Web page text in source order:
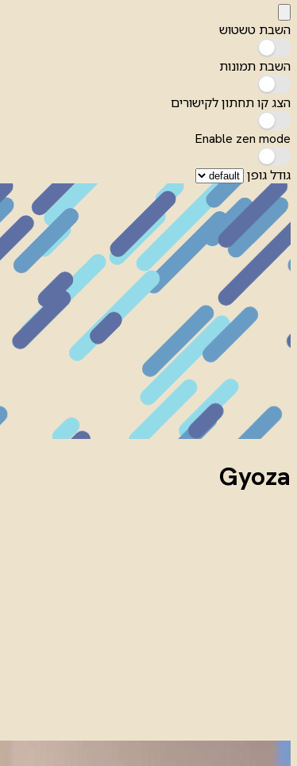
השבת טשטוש
השבת תמונות
הצג קו תחתון לקישורים
Enable zen mode
גודל גופן
Gyoza